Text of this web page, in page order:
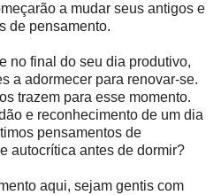
a mudar seus antigos e
de pensamento.
no final do seu dia produtivo,
a adormecer para renovar-se.
trazem para esse momento.
e reconhecimento de um dia
pensamentos de
autocrítica antes de dormir?
aqui, sejam gentis com